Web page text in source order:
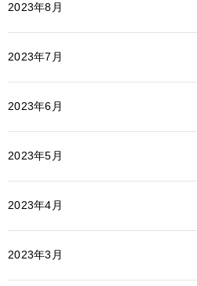
2023年8月
2023年7月
2023年6月
2023年5月
2023年4月
2023年3月